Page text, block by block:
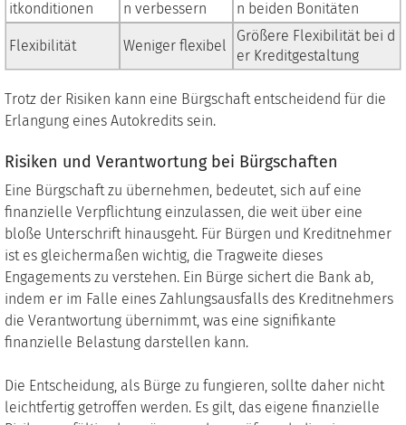
itkonditionen n verbessern n beiden Bonitäten
Flexibilität Weniger flexibel
Größere Flexibilität bei d
er Kreditgestaltung
Trotz der Risiken kann eine Bürgschaft entscheidend für die
Erlangung eines Autokredits sein.
Risiken und Verantwortung bei Bürgschaften
Eine Bürgschaft zu übernehmen, bedeutet, sich auf eine
finanzielle Verpflichtung einzulassen, die weit über eine
bloße Unterschrift hinausgeht. Für Bürgen und Kreditnehmer
ist es gleichermaßen wichtig, die Tragweite dieses
Engagements zu verstehen. Ein Bürge sichert die Bank ab,
indem er im Falle eines Zahlungsausfalls des Kreditnehmers
die Verantwortung übernimmt, was eine signifikante
finanzielle Belastung darstellen kann.
Die Entscheidung, als Bürge zu fungieren, sollte daher nicht
leichtfertig getroffen werden. Es gilt, das eigene finanzielle